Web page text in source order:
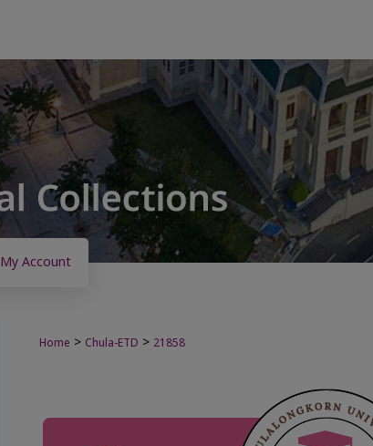
My Account
Home > Chula-ETD > 21858